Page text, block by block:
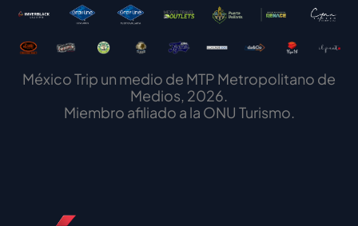
México Trip un medio de MTP Metropolitano de
Medios, 2026.
Miembro afiliado a la ONU Turismo.